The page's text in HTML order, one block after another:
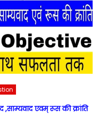
एवम् रूस की क्रांति